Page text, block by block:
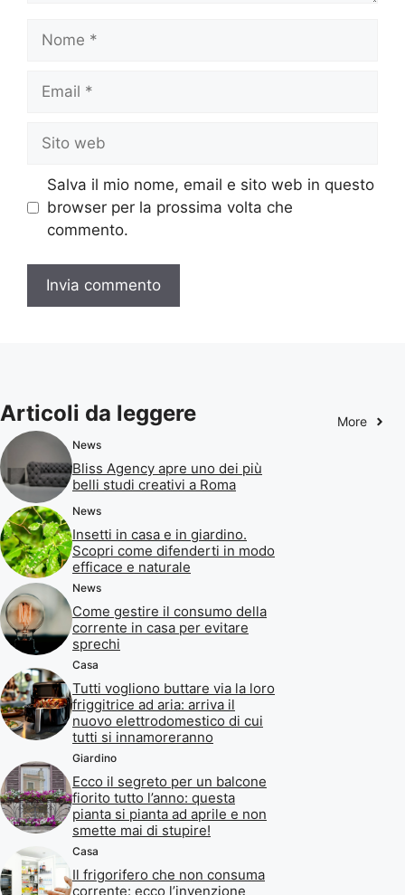
web
Salva il mio nome, email e sito web in questo
browser per la prossima volta che
commento.
Articoli da leggere More
News
Bliss Agency apre uno dei più
belli studi creativi a Roma
News
Insetti in casa e in giardino.
Scopri come difenderti in modo
efficace e naturale
News
Come gestire il consumo della
corrente in casa per evitare
sprechi
Casa
Tutti vogliono buttare via la loro
friggitrice ad aria: arriva il
nuovo elettrodomestico di cui
tutti si innamoreranno
Giardino
Ecco il segreto per un balcone
fiorito tutto l’anno: questa
pianta si pianta ad aprile e non
smette mai di stupire!
Casa
Il frigorifero che non consuma
corrente: ecco l’invenzione